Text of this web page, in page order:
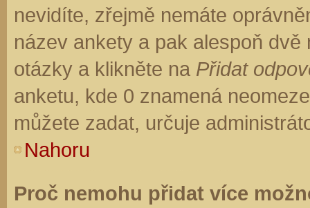
nevidíte, zřejmě nemáte
název ankety a pak alespoň
otázky a klikněte na Přidat
anketu, kde 0 znamená
můžete zadat, určuje
Nahoru
Proč nemohu přidat více